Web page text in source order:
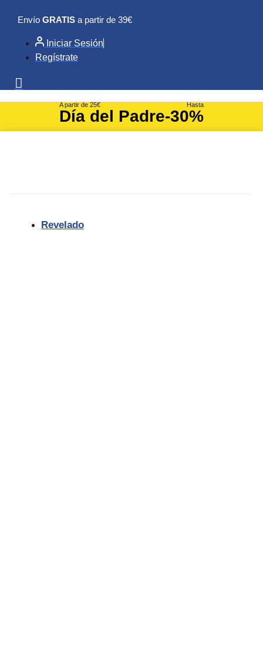
contenido
Envío GRATIS a partir de 39€
Iniciar Sesión
Regístrate
A partir de 25€
Día del Padre
Hasta
-30%
Revelado